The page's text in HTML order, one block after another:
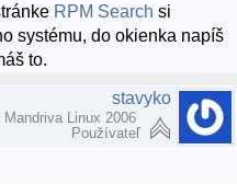
RPM Search si
systému, do okienka napíš
to.
stavyko
Mandriva Linux 2006
Používateľ